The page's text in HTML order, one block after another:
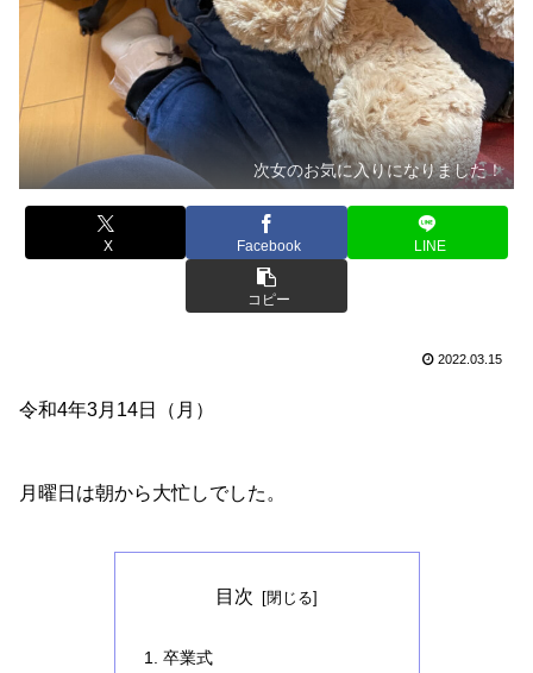
次女のお気に入りになりました！
X Facebook LINE
コピー
2022.03.15
令和4年3月14日（月）
月曜日は朝から大忙しでした。
目次
卒業式